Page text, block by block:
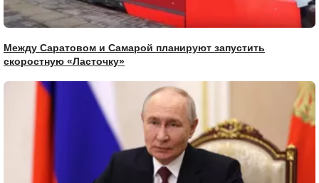
Между Саратовом и Самарой планируют запустить
скоростную «Ласточку»